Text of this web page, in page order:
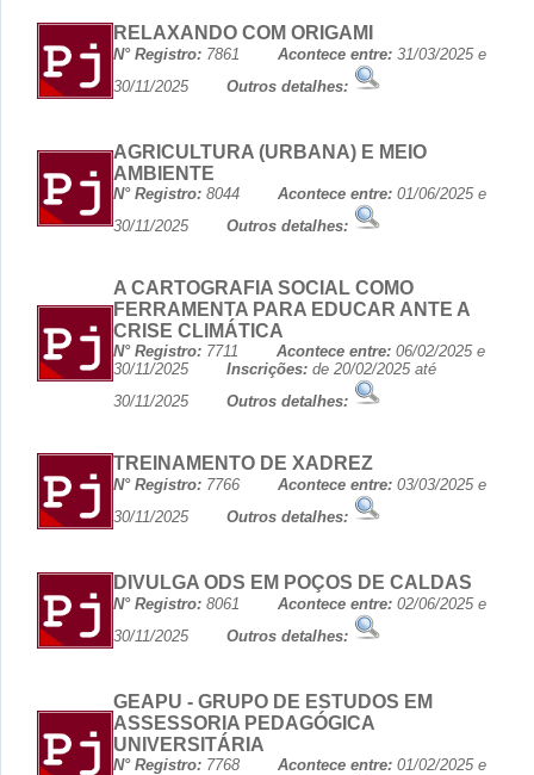
RELAXANDO COM ORIGAMI
N° Registro: 7861 Acontece entre: 31/03/2025 e
30/11/2025 Outros detalhes:
AGRICULTURA (URBANA) E MEIO
AMBIENTE
N° Registro: 8044 Acontece entre: 01/06/2025 e
30/11/2025 Outros detalhes:
A CARTOGRAFIA SOCIAL COMO
FERRAMENTA PARA EDUCAR ANTE A
CRISE CLIMÁTICA
N° Registro: 7711 Acontece entre: 06/02/2025 e
30/11/2025 Inscrições: de 20/02/2025 até
30/11/2025 Outros detalhes:
TREINAMENTO DE XADREZ
N° Registro: 7766 Acontece entre: 03/03/2025 e
30/11/2025 Outros detalhes:
DIVULGA ODS EM POÇOS DE CALDAS
N° Registro: 8061 Acontece entre: 02/06/2025 e
30/11/2025 Outros detalhes:
GEAPU - GRUPO DE ESTUDOS EM
ASSESSORIA PEDAGÓGICA
UNIVERSITÁRIA
N° Registro: 7768 Acontece entre: 01/02/2025 e